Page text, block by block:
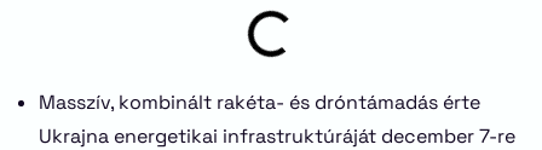
Masszív, kombinált rakéta- és dróntámadás érte
Ukrajna energetikai infrastruktúráját december 7-re